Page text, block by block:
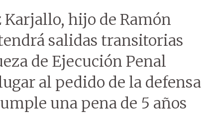
hijo de Ramón
salidas transitorias
de Ejecución Penal
al pedido de la defensa
una pena de 5 años